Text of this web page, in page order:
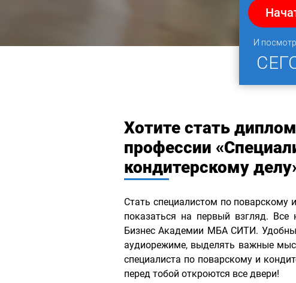
И
Хотите стать
профессии
кондитерскому
Стать специалистом по
показаться на первый взгляд.
Бизнес Академии МБА СИТИ.
аудиорежиме, выделять важные
специалиста по поварскому и
перед тобой откроются все двери!